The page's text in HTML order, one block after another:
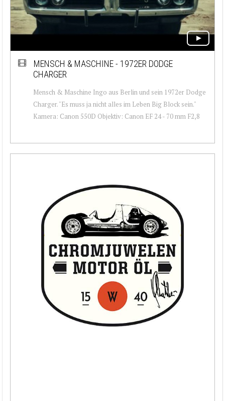
MENSCH & MASCHINE - 1972ER DODGE
CHARGER
Mensch & Maschine Ingo aus Berlin und sein 1972er Dodge
Charger. "Es muss ja nicht alles im Leben Big Block sein."
Kamera: Canon 550D Objektiv: Canon EF 24 - 70 mm F2,8